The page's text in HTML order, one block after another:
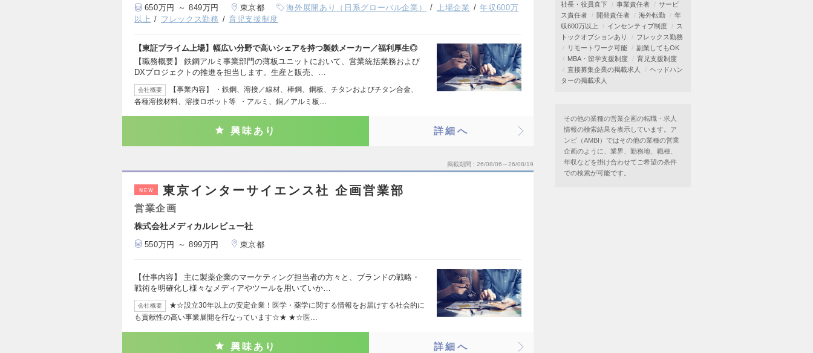
650万円 ～ 849万円 東京都 海外展開あり（日系グローバル企業） 上場企業
年収600万
以上
フレックス勤務 育児支援制度
【東証プライム上場】幅広い分野で高いシェアを持つ製鉄メーカー／福利厚生◎
【職務概要】 鉄鋼アルミ事業部門の薄板ユニットにおいて、営業統括業務および
DXプロジェクトの推進を担当します。生産と販売、…
会社概要
【事業内容】 ・鉄鋼、溶接／線材、棒鋼、鋼板、チタンおよびチタン合金、
各種溶接材料、溶接ロボット等 ・アルミ、銅／アルミ板…
興味あり 詳細へ
掲載期間 26/08/06～26/08/19
NEW 東京インターサイエンス社 企画営業部
営業企画
株式会社メディカルレビュー社
550万円 ～ 899万円 東京都
【仕事内容】 主に製薬企業のマーケティング担当者の方々と、ブランドの戦略・
戦術を明確化し様々なメディアやツールを用いていか…
会社概要
★☆設立30年以上の安定企業！医学・薬学に関する情報をお届けする社会的に
も貢献性の高い事業展開を行なっています☆★ ★☆医…
興味あり 詳細へ
社長・役員直下
事業責任者
サービ
ス責任者
開発責任者 海外転勤
年
収600万以上
インセンティブ制度
ス
トックオプションあり
フレックス勤務
リモートワーク可能
副業してもOK
MBA・留学支援制度
育児支援制度
直接募集企業の掲載求人
ヘッドハン
ターの掲載求人
その他の業種の営業企画の転職・求人
情報の検索結果を表示しています。ア
ンビ（AMBI）ではその他の業種の営業
企画のように、業界、勤務地、職種、
年収などを掛け合わせてご希望の条件
での検索が可能です。